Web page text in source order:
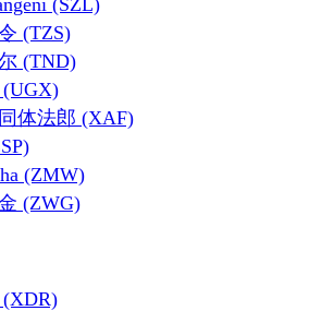
(SZL)
(TZS)
(TND)
体法郎 (XAF)
(ZMW)
(ZWG)